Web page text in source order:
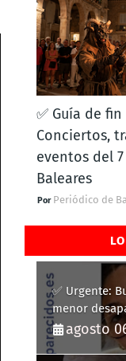
✅ Guía de
Conciertos,
eventos del
Baleares
Periódico de
✅ Urgente:
menor
del Pinatar
agosto